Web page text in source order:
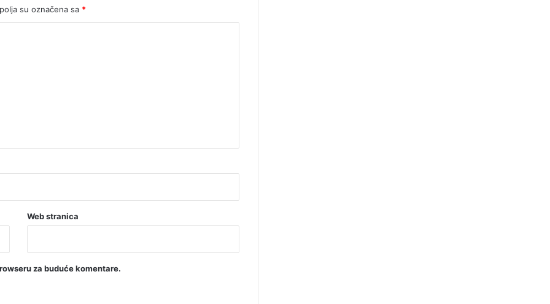
k
a
su označena sa *
Web stranica
za buduće komentare.